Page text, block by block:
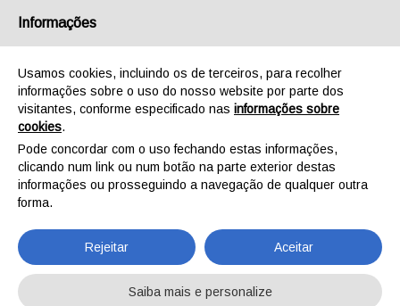
Informações
Usamos cookies, incluindo os de terceiros, para recolher
informações sobre o uso do nosso website por parte dos
visitantes, conforme especificado nas informações sobre
cookies.
Pode concordar com o uso fechando estas informações,
clicando num link ou num botão na parte exterior destas
informações ou prosseguindo a navegação de qualquer outra
forma.
Rejeitar Aceitar
Saiba mais e personalize